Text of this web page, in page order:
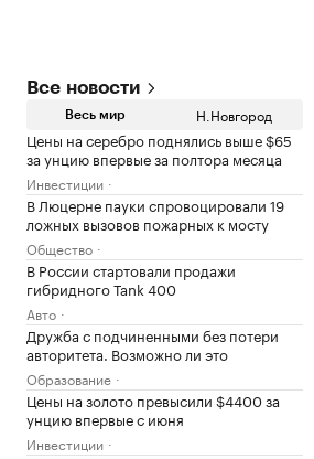
Все новости
Весь мир Н.Новгород
Цены на серебро поднялись выше $65
за унцию впервые за полтора месяца
Инвестиции
В Люцерне пауки спровоцировали 19
ложных вызовов пожарных к мосту
Общество
В России стартовали продажи
гибридного Tank 400
Авто
Дружба с подчиненными без потери
авторитета. Возможно ли это
Образование
Цены на золото превысили $4400 за
унцию впервые с июня
Инвестиции